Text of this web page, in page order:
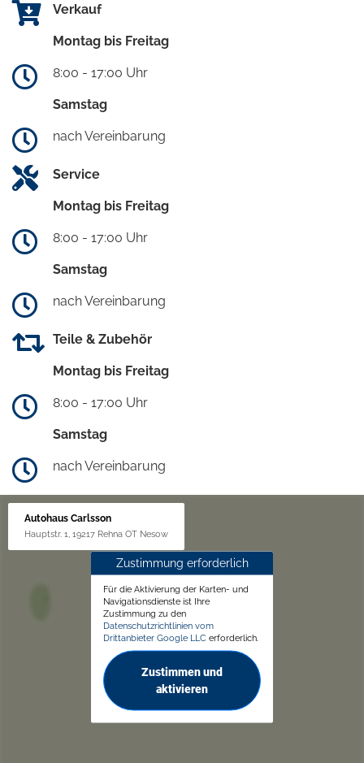
Verkauf
Montag bis Freitag
8:00 - 17:00 Uhr
Samstag
nach Vereinbarung
Service
Montag bis Freitag
8:00 - 17:00 Uhr
Samstag
nach Vereinbarung
Teile & Zubehör
Montag bis Freitag
8:00 - 17:00 Uhr
Samstag
nach Vereinbarung
Autohaus Carlsson
Hauptstr. 1, 19217 Rehna OT Nesow
Zustimmung erforderlich
Für die Aktivierung der Karten- und
Navigationsdienste ist Ihre
Zustimmung zu den
Datenschutzrichtlinien vom
Drittanbieter Google LLC erforderlich.
Zustimmen und
aktivieren